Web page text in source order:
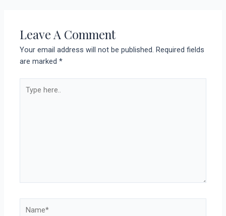
Leave A Comment
Your email address will not be published. Required fields
are marked*
here..